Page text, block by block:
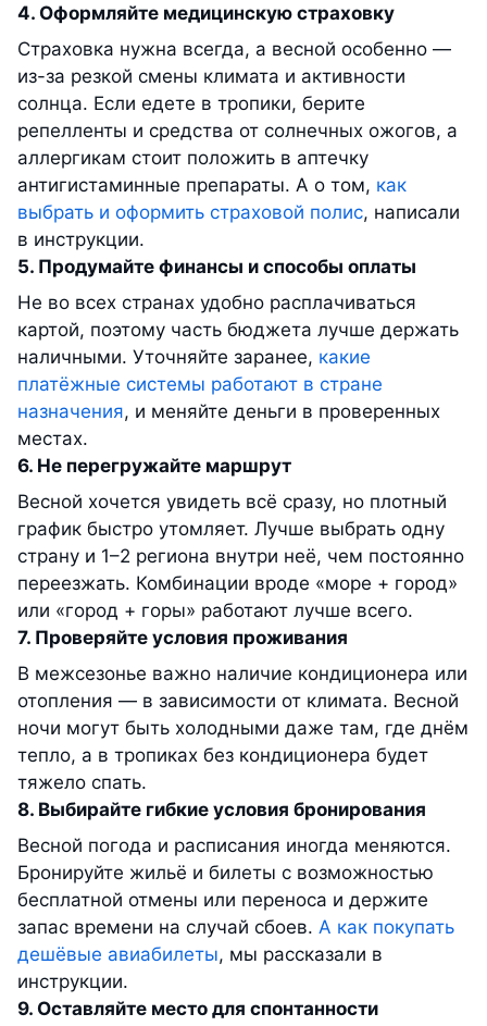
4. Оформляйте медицинскую страховку
Страховка нужна всегда, а весной особенно —
из-за резкой смены климата и активности
солнца. Если едете в тропики, берите
репелленты и средства от солнечных ожогов, а
аллергикам стоит положить в аптечку
антигистаминные препараты. А о том, как
выбрать и оформить страховой полис, написали
в инструкции.
5. Продумайте финансы и способы оплаты
Не во всех странах удобно расплачиваться
картой, поэтому часть бюджета лучше держать
наличными. Уточняйте заранее, какие
платёжные системы работают в стране
назначения, и меняйте деньги в проверенных
местах.
6. Не перегружайте маршрут
Весной хочется увидеть всё сразу, но плотный
график быстро утомляет. Лучше выбрать одну
страну и 1–2 региона внутри неё, чем постоянно
переезжать. Комбинации вроде «море + город»
или «город + горы» работают лучше всего.
7. Проверяйте условия проживания
В межсезонье важно наличие кондиционера или
отопления — в зависимости от климата. Весной
ночи могут быть холодными даже там, где днём
тепло, а в тропиках без кондиционера будет
тяжело спать.
8. Выбирайте гибкие условия бронирования
Весной погода и расписания иногда меняются.
Бронируйте жильё и билеты с возможностью
бесплатной отмены или переноса и держите
запас времени на случай сбоев. А как покупать
дешёвые авиабилеты, мы рассказали в
инструкции.
9. Оставляйте место для спонтанности